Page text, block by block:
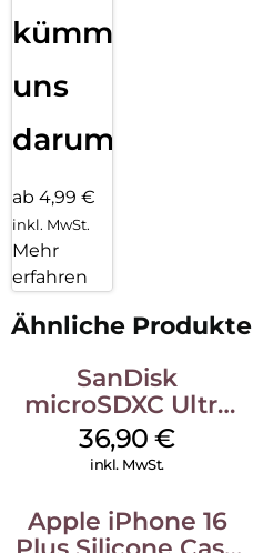
kümmern
uns
darum!
ab 4,99 €
inkl. MwSt.
Mehr
erfahren
Ähnliche Produkte
SanDisk
microSDXC Ultra
128 GB + Adapter
Mobile
36,90€
inkl. MwSt.
Apple iPhone 16